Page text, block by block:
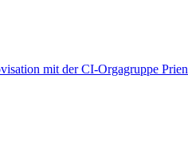
mit der CI-Orgagruppe Prien